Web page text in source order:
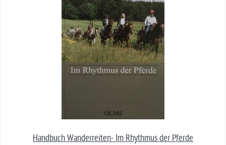
Handbuch Wanderreiten- Im Rhythmus der Pferde